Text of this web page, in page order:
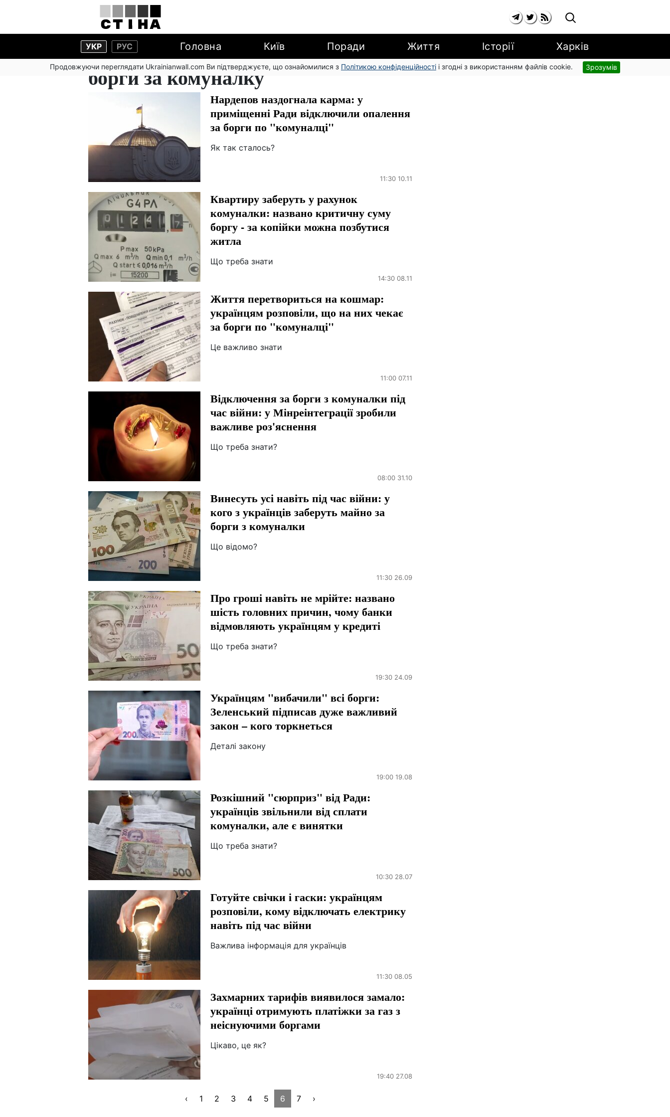
УКР РУС Головна Київ Поради Життя Історії Харків
Продовжуючи переглядати Ukrainianwall.com Ви підтверджуєте, що ознайомилися з Політикою конфіденційності і згодні з використанням файлів cookie. Зрозумів
борги за комуналку
Нардепов наздогнала карма: у
приміщенні Ради відключили опалення
за борги по "комуналці"
Як так сталось?
11:30 10.11
Квартиру заберуть у рахунок
комуналки: названо критичну суму
боргу - за копійки можна позбутися
житла
Що треба знати
14:30 08.11
Життя перетвориться на кошмар:
українцям розповіли, що на них чекає
за борги по "комуналці"
Це важливо знати
11:00 07.11
Відключення за борги з комуналки під
час війни: у Мінреінтеграції зробили
важливе роз'яснення
Що треба знати?
08:00 31.10
Винесуть усі навіть під час війни: у
кого з українців заберуть майно за
борги з комуналки
Що відомо?
11:30 26.09
Про гроші навіть не мрійте: названо
шість головних причин, чому банки
відмовляють українцям у кредиті
Що треба знати?
19:30 24.09
Українцям "вибачили" всі борги:
Зеленський підписав дуже важливий
закон – кого торкнеться
Деталі закону
19:00 19.08
Розкішний "сюрприз" від Ради:
українців звільнили від сплати
комуналки, але є винятки
Що треба знати?
10:30 28.07
Готуйте свічки і гаски: українцям
розповіли, кому відключать електрику
навіть під час війни
Важлива інформація для українців
11:30 08.05
Захмарних тарифів виявилося замало:
українці отримують платіжки за газ з
неіснуючими боргами
Цікаво, це як?
19:40 27.08
‹ 1 2 3 4 5 6 7 ›